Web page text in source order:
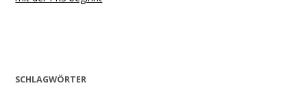
SCHLAGWÖRTER